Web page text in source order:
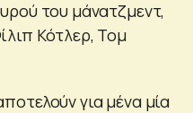
του μάνατζμεντ,
Κότλερ, Τομ
για μένα μία